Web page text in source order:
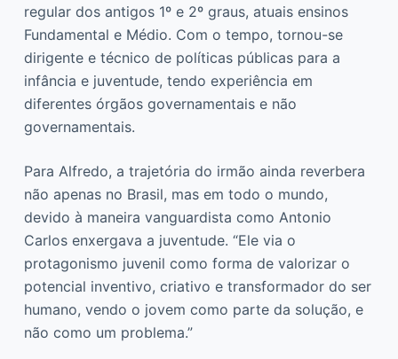
regular dos antigos 1º e 2º graus, atuais ensinos
Fundamental e Médio. Com o tempo, tornou-se
dirigente e técnico de políticas públicas para a
infância e juventude, tendo experiência em
diferentes órgãos governamentais e não
governamentais.
Para Alfredo, a trajetória do irmão ainda reverbera
não apenas no Brasil, mas em todo o mundo,
devido à maneira vanguardista como Antonio
Carlos enxergava a juventude. “Ele via o
protagonismo juvenil como forma de valorizar o
potencial inventivo, criativo e transformador do ser
humano, vendo o jovem como parte da solução, e
não como um problema.”